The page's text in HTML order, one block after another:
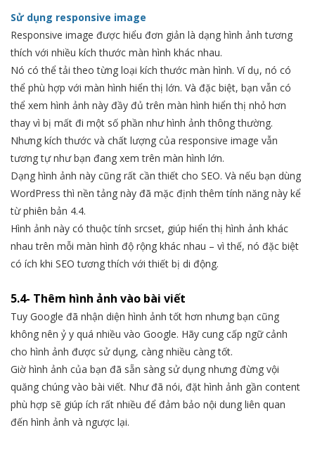
Sử dụng responsive image
Responsive image được hiểu đơn giản là dạng hình ảnh tương
thích với nhiều kích thước màn hình khác nhau.
Nó có thể tải theo từng loại kích thước màn hình. Ví dụ, nó có
thể phù hợp với màn hình hiển thị lớn. Và đặc biệt, bạn vẫn có
thể xem hình ảnh này đầy đủ trên màn hình hiển thị nhỏ hơn
thay vì bị mất đi một số phần như hình ảnh thông thường.
Nhưng kích thước và chất lượng của responsive image vẫn
tương tự như bạn đang xem trên màn hình lớn.
Dạng hình ảnh này cũng rất cần thiết cho SEO. Và nếu bạn dùng
WordPress thì nền tảng này đã mặc định thêm tính năng này kể
từ phiên bản 4.4.
Hình ảnh này có thuộc tính srcset, giúp hiển thị hình ảnh khác
nhau trên mỗi màn hình độ rộng khác nhau – vì thế, nó đặc biệt
có ích khi SEO tương thích với thiết bị di động.
5.4- Thêm hình ảnh vào bài viết
Tuy Google đã nhận diện hình ảnh tốt hơn nhưng bạn cũng
không nên ỷ y quá nhiều vào Google. Hãy cung cấp ngữ cảnh
cho hình ảnh được sử dụng, càng nhiều càng tốt.
Giờ hình ảnh của bạn đã sẵn sàng sử dụng nhưng đừng vội
quăng chúng vào bài viết. Như đã nói, đặt hình ảnh gần content
phù hợp sẽ giúp ích rất nhiều để đảm bảo nội dung liên quan
đến hình ảnh và ngược lại.